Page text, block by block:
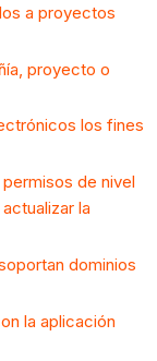
a proyectos
proyecto o
los fines
de nivel
la
dominios
la aplicación